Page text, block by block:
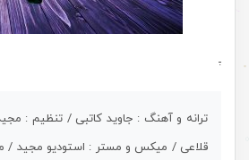
.
ترانه و آهنگ : جاوید کاتبی / تنظیم :
قلاعی / میکس و مستر : استودیو مجید /